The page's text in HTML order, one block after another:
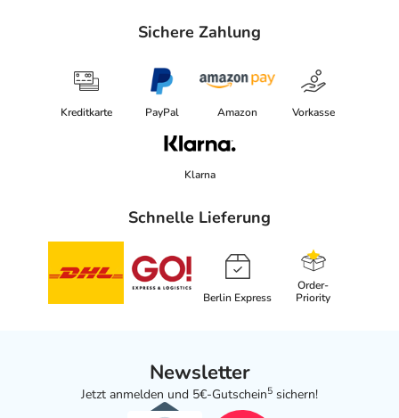
Sichere Zahlung
Kreditkarte PayPal Amazon Vorkasse
Klarna
Schnelle Lieferung
Berlin Express
Order-
Priority
Newsletter
Jetzt anmelden und 5€-Gutschein5 sichern!